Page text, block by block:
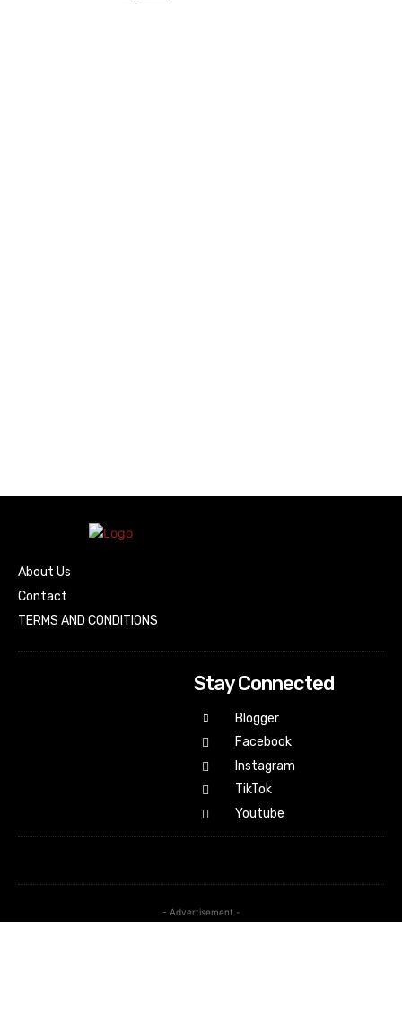
About Us
Contact
TERMS AND CONDITIONS
Stay Connected
Blogger
Facebook
Instagram
TikTok
Youtube
- Advertisement -